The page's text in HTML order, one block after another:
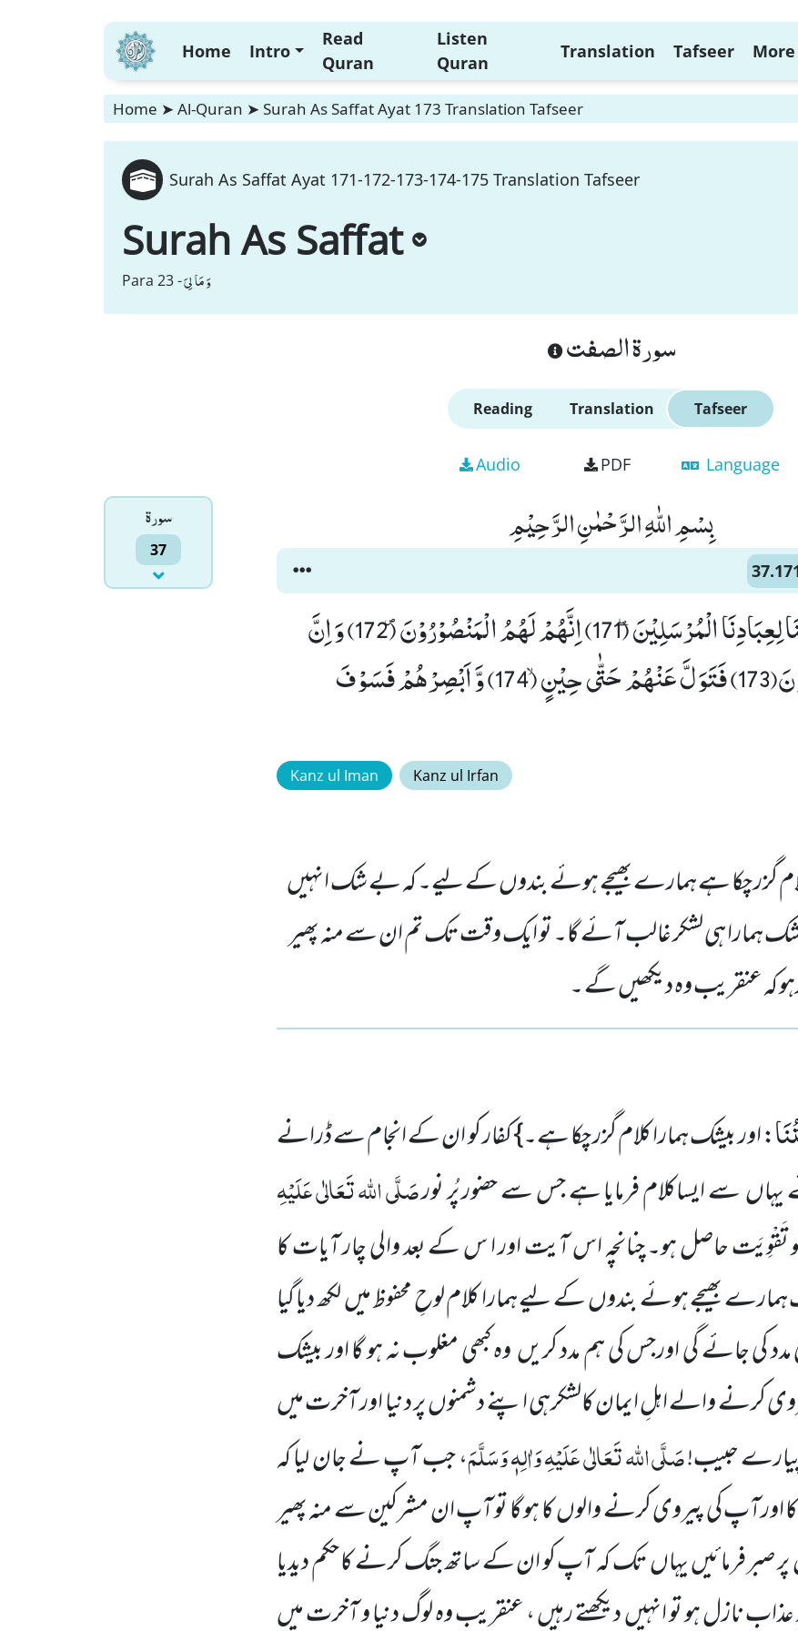
Home Intro
Read
Quran
Listen
Quran
Translation Tafseer More
Home ➤ Al-Quran ➤ Surah As Saffat Ayat 173 Translation Tafseer
Surah As Saffat Ayat 171-172-173-174-175 Translation Tafseer
Surah As Saffat
Para 23 -وَ مَا لِیَ
سورة الصفت
Reading Translation Tafseer
Audio PDF Language
سورۃ
37
بِسْمِ اللّٰهِ الرَّحْمٰنِ الرَّحِیْمِ
وَ لَقَدْ سَبَقَتْ كَلِمَتُنَا لِعِبَادِنَا الْمُرْسَلِیْنَۖ (171) اِنَّهُمْ لَهُمُ الْمَنْصُوْرُوْنَ۪ (172) وَ اِنَّ
جُنْدَنَا لَهُمُ الْغٰلِبُوْنَ(173) فَتَوَلَّ عَنْهُمْ حَتّٰى حِیْنٍۙ (174) وَّ اَبْصِرْهُمْ فَسَوْفَ
Kanz ul Iman Kanz ul Irfan
گزر چکا ہے ہمارے بھیجے ہوئے بندوں کے لیے۔ کہ بے شک انہیں
شک ہمارا ہی لشکر غالب آئے گا۔ تو ایک وقت تک تم ان سے منہ پھیر
رہو کہ عنقریب وہ دیکھیں گے ۔
: اور بیشک ہمارا کلام گزر چکا ہے۔} کفار کو ان کے انجام سے ڈرانے
یہاں سے ایساکلام فرمایا ہے جس سے حضور پُر نورصَلَّی اللہ تَعَالٰی عَلَیْہِ
حاصل ہو۔ چنانچہ اس آیت اور ا س کے بعد والی چار آیات کا
بھیجے ہوئے بندوں کے لیے ہمارا کلام لوحِ محفوظ میں لکھ دیا گیا
کی جائے گی اورجس کی ہم مدد کریں وہ کبھی مغلوب نہ ہو گا اور بیشک
کرنے والے اہلِ ایمان کالشکرہی اپنے دشمنوں پر دنیا اور آخرت میں
حبیب!صَلَّیاللہ تَعَالٰی عَلَیْہِ وَاٰلِہٖ وَسَلَّمَ، جب آپ نے جان لیا کہ
اورآپ کی پیروی کرنے والوں کا ہو گا تو آپ ان مشرکین سے منہ پھیر
پر صبر فرمائیں یہاں تک کہ آپ کو ان کے ساتھ جنگ کرنے کا حکم دیدیا
نازل ہو تو انہیں دیکھتے رہیں ، عنقریب وہ لوگ دنیا و آخرت میں